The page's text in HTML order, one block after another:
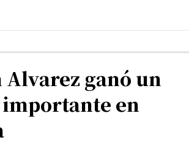
ganó un
en